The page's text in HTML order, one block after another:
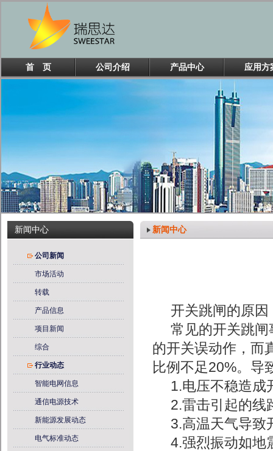
首 页 公司介绍 产品中心 应用方
新闻中心
公司新闻
市场活动
转载
产品信息
项目新闻
综合
行业动态
智能电网信息
通信电源技术
新能源发展动态
电气标准动态
新闻中心
开关跳闸的原因
常见的开关跳
的开关误动作，而
比例不足20%。导
1.电压不稳造成
2.雷击引起的线
3.高温天气导致
4.强烈振动如地